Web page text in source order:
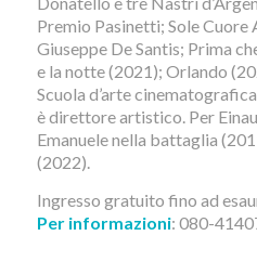
Premio Pasinetti; Sole Cuore
Giuseppe De Santis; Prima
e la notte (2021); Orlando
Scuola d’arte
è direttore artistico. Per
Emanuele nella battaglia
(2022).
Ingresso gratuito fino ad
Per informazioni: 080-